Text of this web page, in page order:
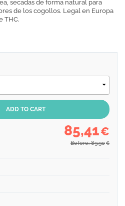
secadas de forma natural para
de los cogollos. Legal en Europa
THC.
85,41€
Before: 89,90 €